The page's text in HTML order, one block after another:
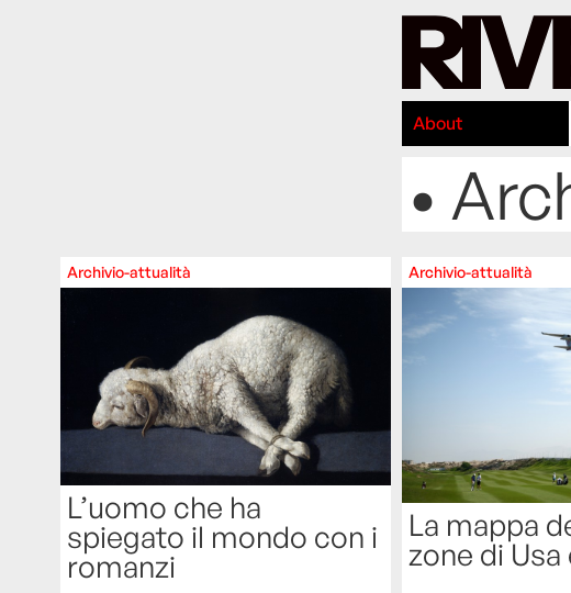
About
•
Archivio-attualità
L’uomo che ha
spiegato il mondo con i
romanzi
Archivio-attualità
La mappa
zone di Usa